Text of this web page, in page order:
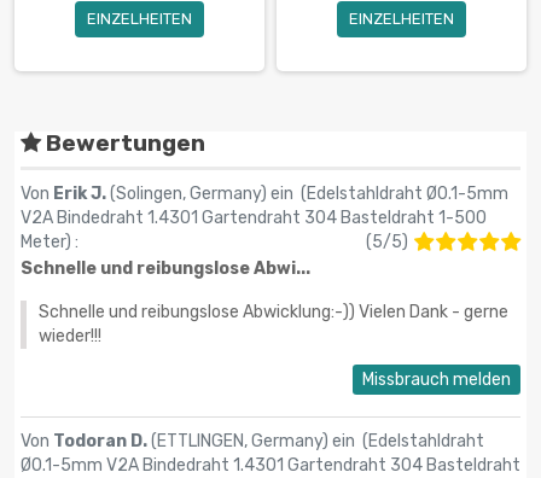
EINZELHEITEN EINZELHEITEN
Bewertungen
Von Erik J.(Solingen, Germany) ein (Edelstahldraht Ø0.1-5mm
V2A Bindedraht 1.4301 Gartendraht 304 Basteldraht 1-500
Meter) : (5/5)
Schnelle und reibungslose Abwi...
Schnelle und reibungslose Abwicklung:-)) Vielen Dank - gerne
wieder!!!
Missbrauch melden
Von Todoran D.(ETTLINGEN, Germany) ein (Edelstahldraht
Ø0.1-5mm V2A Bindedraht 1.4301 Gartendraht 304 Basteldraht